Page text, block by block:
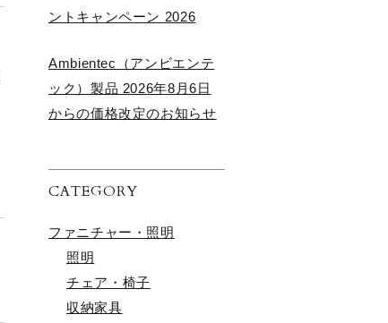
ントキャンペーン 2026
Ambientec（アンビエンテ
ック）製品 2026年8月6日
からの価格改定のお知らせ
CATEGORY
ファニチャー・照明
照明
チェア・椅子
収納家具